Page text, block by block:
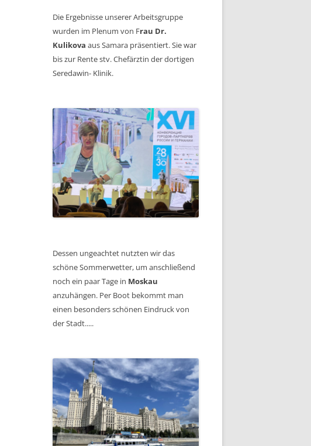
Die Ergebnisse unserer Arbeitsgruppe
wurden im Plenum von Frau Dr.
Kulikova aus Samara präsentiert. Sie war
bis zur Rente stv. Chefärztin der dortigen
Seredawin- Klinik.
Dessen ungeachtet nutzten wir das
schöne Sommerwetter, um anschließend
noch ein paar Tage in Moskau
anzuhängen. Per Boot bekommt man
einen besonders schönen Eindruck von
der Stadt.....